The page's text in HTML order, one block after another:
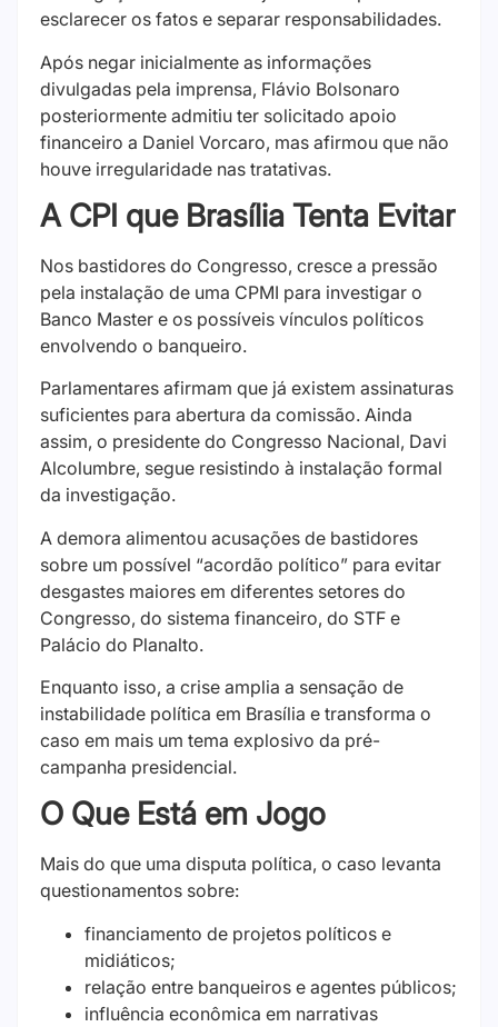
esclarecer os fatos e separar responsabilidades.
Após negar inicialmente as informações
divulgadas pela imprensa, Flávio Bolsonaro
posteriormente admitiu ter solicitado apoio
financeiro a Daniel Vorcaro, mas afirmou que não
houve irregularidade nas tratativas.
A CPI que Brasília Tenta Evitar
Nos bastidores do Congresso, cresce a pressão
pela instalação de uma CPMI para investigar o
Banco Master e os possíveis vínculos políticos
envolvendo o banqueiro.
Parlamentares afirmam que já existem assinaturas
suficientes para abertura da comissão. Ainda
assim, o presidente do Congresso Nacional, Davi
Alcolumbre, segue resistindo à instalação formal
da investigação.
A demora alimentou acusações de bastidores
sobre um possível “acordão político” para evitar
desgastes maiores em diferentes setores do
Congresso, do sistema financeiro, do STF e
Palácio do Planalto.
Enquanto isso, a crise amplia a sensação de
instabilidade política em Brasília e transforma o
caso em mais um tema explosivo da pré-
campanha presidencial.
O Que Está em Jogo
Mais do que uma disputa política, o caso levanta
questionamentos sobre:
financiamento de projetos políticos e
midiáticos;
relação entre banqueiros e agentes públicos;
influência econômica em narrativas